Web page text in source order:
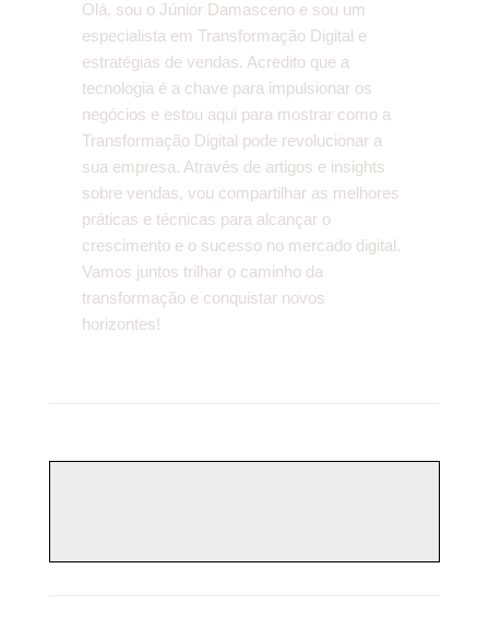
Olá, sou o Júnior Damasceno e sou um
especialista em Transformação Digital e
estratégias de vendas. Acredito que a
tecnologia é a chave para impulsionar os
negócios e estou aqui para mostrar como a
Transformação Digital pode revolucionar a
sua empresa. Através de artigos e insights
sobre vendas, vou compartilhar as melhores
práticas e técnicas para alcançar o
crescimento e o sucesso no mercado digital.
Vamos juntos trilhar o caminho da
transformação e conquistar novos
horizontes!